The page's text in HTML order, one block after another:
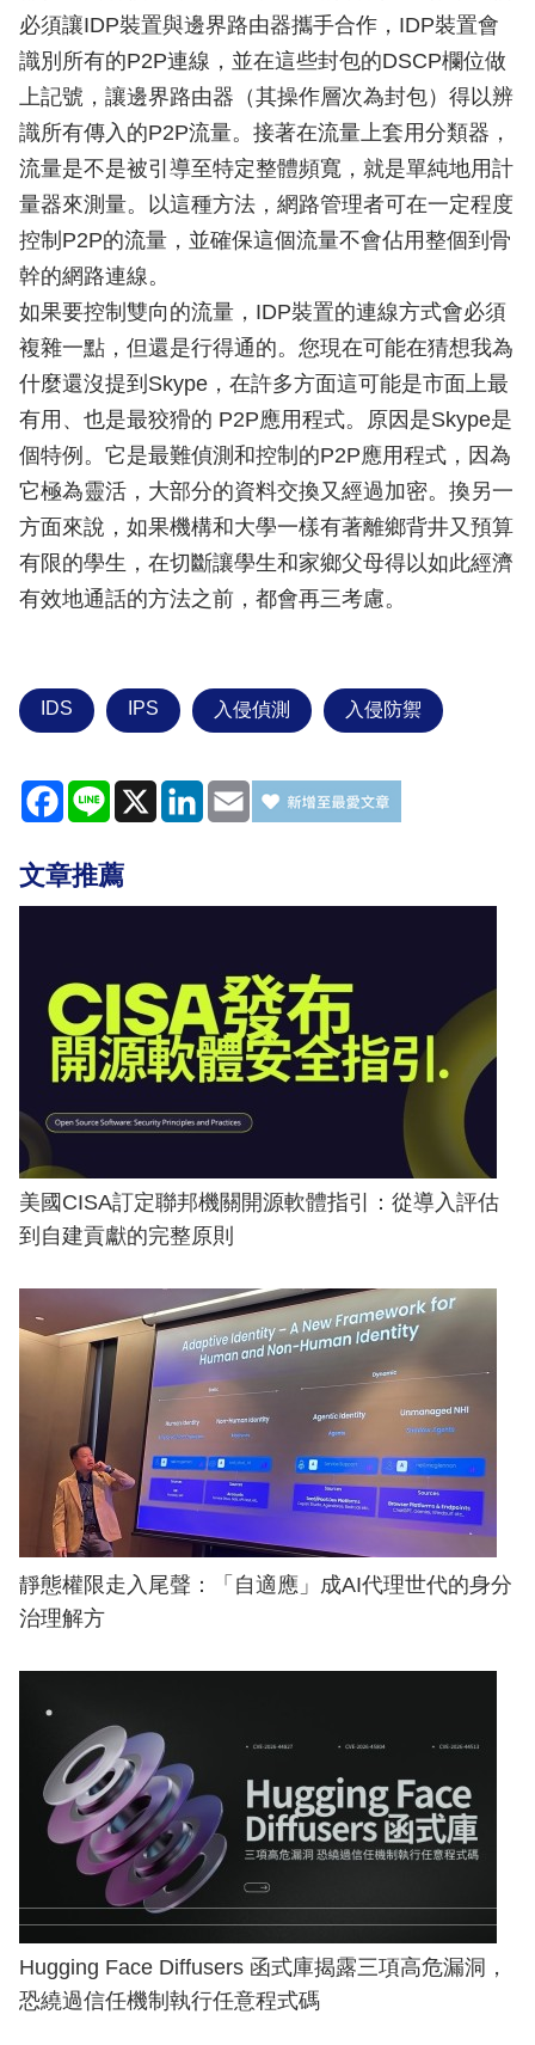
必須讓IDP裝置與邊界路由器攜手合作，IDP裝置會
識別所有的P2P連線，並在這些封包的DSCP欄位做
上記號，讓邊界路由器（其操作層次為封包）得以辨
識所有傳入的P2P流量。接著在流量上套用分類器，
流量是不是被引導至特定整體頻寬，就是單純地用計
量器來測量。以這種方法，網路管理者可在一定程度
控制P2P的流量，並確保這個流量不會佔用整個到骨
幹的網路連線。
如果要控制雙向的流量，IDP裝置的連線方式會必須
複雜一點，但還是行得通的。您現在可能在猜想我為
什麼還沒提到Skype，在許多方面這可能是市面上最
有用、也是最狡猾的 P2P應用程式。原因是Skype是
個特例。它是最難偵測和控制的P2P應用程式，因為
它極為靈活，大部分的資料交換又經過加密。換另一
方面來說，如果機構和大學一樣有著離鄉背井又預算
有限的學生，在切斷讓學生和家鄉父母得以如此經濟
有效地通話的方法之前，都會再三考慮。
IDS IPS 入侵偵測 入侵防禦
Facebook
Line X LinkedIn
Email
文章推薦
美國CISA訂定聯邦機關開源軟體指引：從導入評估
到自建貢獻的完整原則
靜態權限走入尾聲：「自適應」成AI代理世代的身分
治理解方
Hugging Face Diffusers 函式庫揭露三項高危漏洞，
恐繞過信任機制執行任意程式碼